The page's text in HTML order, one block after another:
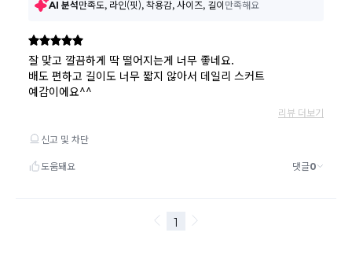
로 관련 문의는 고객센터를 통해 부탁드립니다.